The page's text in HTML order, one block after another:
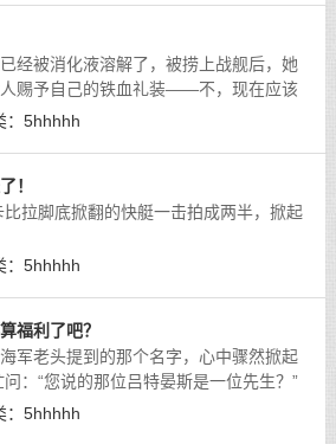
经被消化液溶解了，被捞上战舰后，她
赐予自己的铁血礼装——不，现在应该
[详细]5hhhhh
！
拉脚底掀翻的快艇一击拍成两半，掀起
5hhhhh
福利了吧？
军老头提到的那个名字，心中骤然掀起
：“您说的那位吕特晏斯是一位先生？”
5hhhhh